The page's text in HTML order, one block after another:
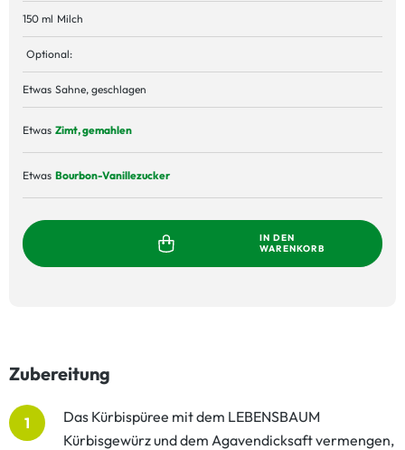
150 ml Milch
Optional:
Etwas Sahne, geschlagen
Etwas Zimt, gemahlen
Etwas Bourbon-Vanillezucker
IN DEN
WARENKORB
Zubereitung
1
Das Kürbispüree mit dem LEBENSBAUM
Kürbisgewürz und dem Agavendicksaft vermengen,